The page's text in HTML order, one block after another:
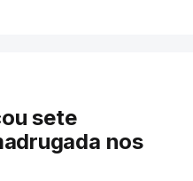
sete
nos